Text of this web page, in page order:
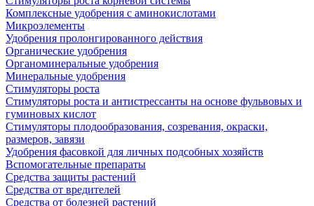
Комплексные удобрения с аминокислотами
Микроэлементы
Удобрения пролонгированного действия
Органические удобрения
Органоминеральные удобрения
Минеральные удобрения
Стимуляторы роста
Стимуляторы роста и антистрессанты на основе фульвовых и
гуминовых кислот
Стимуляторы плодообразования, созревания, окраски,
размеров, завязи
Удобрения фасовкой для личных подсобных хозяйств
Вспомогательные препараты
Средства защиты растений
Средства от вредителей
Средства от болезней растений